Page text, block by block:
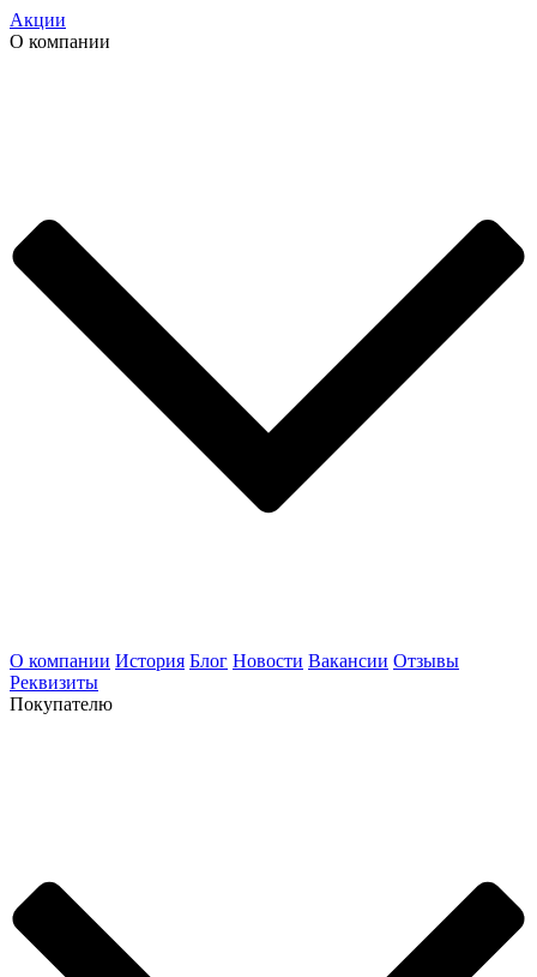
Акции
О компании
О компании История Блог Новости Вакансии Отзывы
Реквизиты
Покупателю